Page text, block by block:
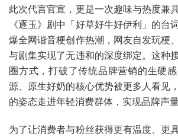
此次代言官宣，更是一次趣味与热度兼
《逐玉》剧中「好草好牛好伊利」的台
爆全网谐音梗创作热潮，网友自发玩梗
与剧集实现了无违和的深度绑定。这种
圈方式，打破了传统品牌营销的生硬
源、原生好奶的核心优势被更多人看见
的姿态走进年轻消费群体，实现品牌声
为了让消费者与粉丝获得更有温度、更